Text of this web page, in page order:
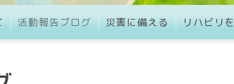
活動報告ブログ 災害に備える リハビリ